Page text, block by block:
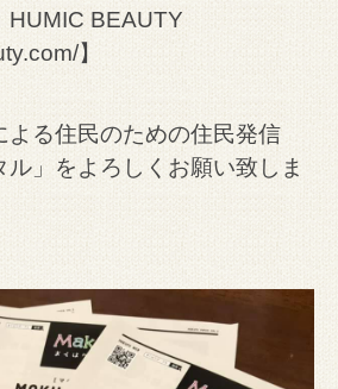
HUMIC BEAUTY
】
よる住民のための住民発信
ル」をよろしくお願い致しま